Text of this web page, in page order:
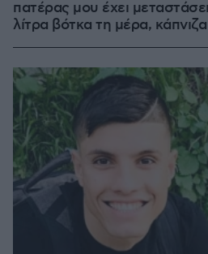
πατέρας μου έχει
λίτρα βότκα τη μέρα,